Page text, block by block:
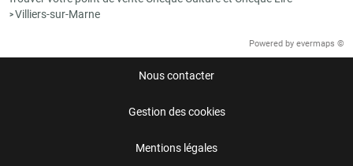
>Villiers-sur-Marne
Powered by evermaps ©
Nous contacter
Gestion des cookies
Mentions légales